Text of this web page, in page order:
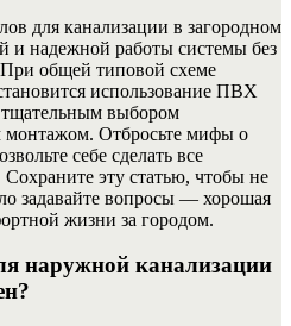
для канализации в загородном
и надежной работы системы без
общей типовой схеме
использование ПВХ
выбором
монтажом. Отбросьте мифы о
себе сделать все
Сохраните эту статью, чтобы не
задавайте вопросы — хорошая
жизни за городом.
наружной канализации